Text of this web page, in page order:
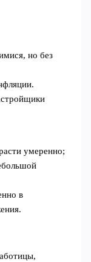
но без
умеренно;
в